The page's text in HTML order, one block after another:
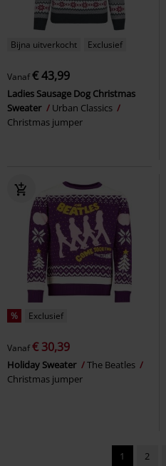
Bijna uitverkocht Exclusief
Vanaf€ 43,99
Ladies Sausage Dog Christmas
Sweater
Urban Classics
Christmas jumper
% Exclusief
Vanaf€ 30,39
Holiday Sweater
The Beatles
Christmas jumper
1 2